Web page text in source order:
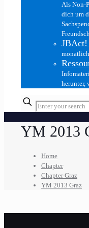
Als Non-
dich um
JBAct!
herunter,
YM 2013
Home
Chapter
Chapter Graz
YM 2013 Graz